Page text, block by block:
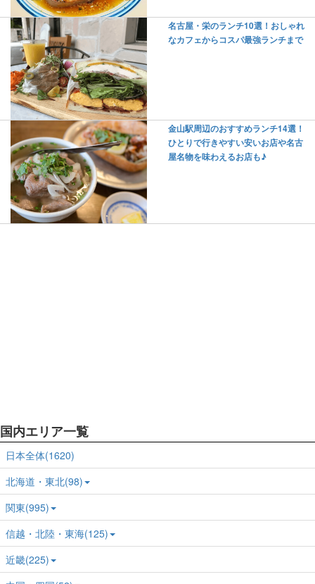
名古屋・栄のランチ10選！おしゃれ
なカフェからコスパ最強ランチまで
金山駅周辺のおすすめランチ14選！
ひとりで行きやすい安いお店や名古
屋名物を味わえるお店も♪
国内エリア一覧
日本全体(1620)
北海道・東北(98)
関東(995)
信越・北陸・東海(125)
近畿(225)